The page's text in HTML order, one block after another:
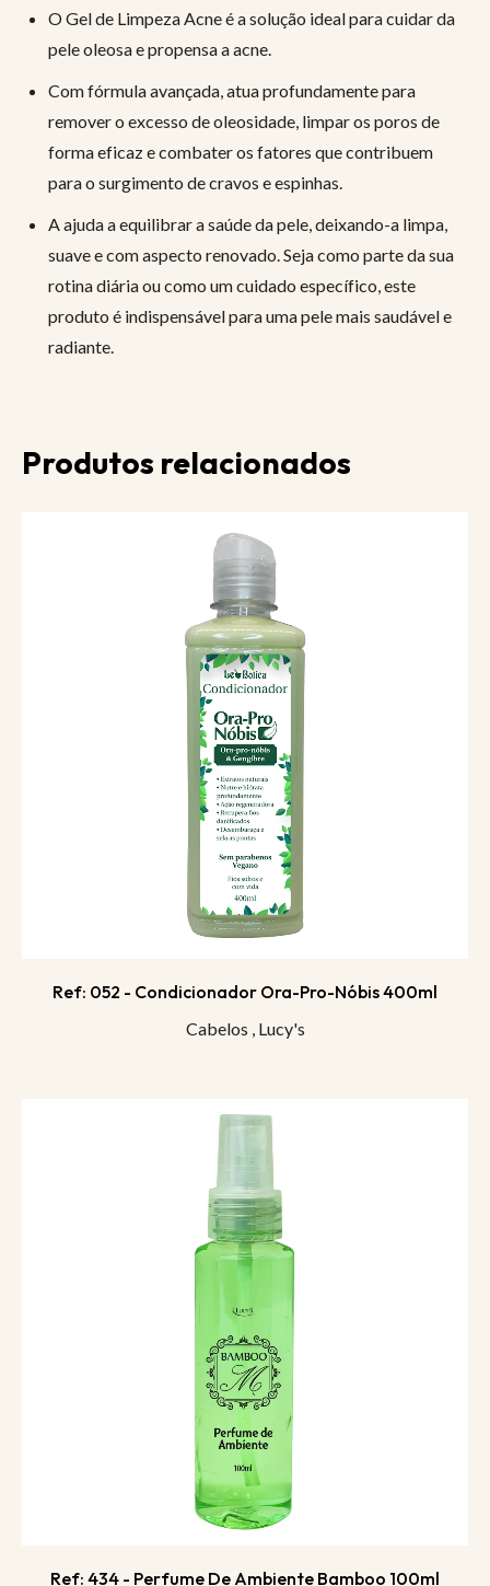
O Gel de Limpeza Acne é a solução ideal para cuidar da
pele oleosa e propensa a acne.
Com fórmula avançada, atua profundamente para
remover o excesso de oleosidade, limpar os poros de
forma eficaz e combater os fatores que contribuem
para o surgimento de cravos e espinhas.
A ajuda a equilibrar a saúde da pele, deixando-a limpa,
suave e com aspecto renovado. Seja como parte da sua
rotina diária ou como um cuidado específico, este
produto é indispensável para uma pele mais saudável e
radiante.
Produtos relacionados
Ref: 052 - Condicionador Ora-Pro-Nóbis 400ml
Cabelos , Lucy's
Ref: 434 - Perfume De Ambiente Bamboo 100ml